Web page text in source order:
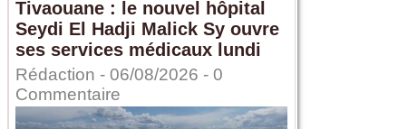
Tivaouane : le nouvel hôpital
Seydi El Hadji Malick Sy ouvre
ses services médicaux lundi
Rédaction - 06/08/2026 - 0
Commentaire